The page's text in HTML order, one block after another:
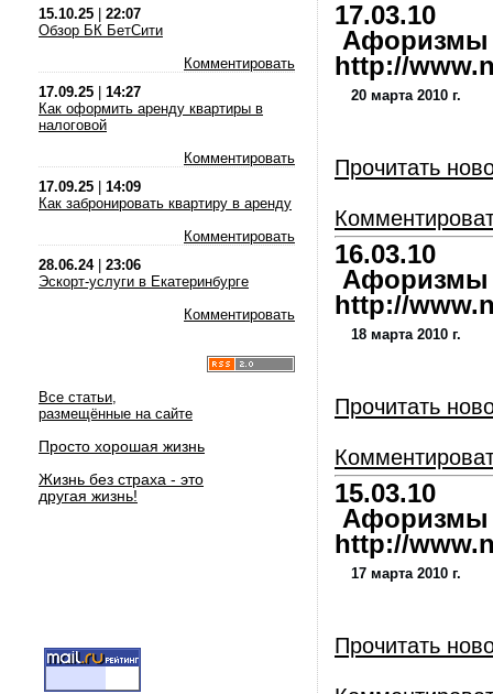
15.10.25
22:07
Обзор БК БетСити
Комментировать
17.09.25
14:27
Как оформить аренду квартиры в
налоговой
Комментировать
17.09.25
14:09
Как забронировать квартиру в аренду
Комментировать
28.06.24| 23:06
Эскорт-услуги в Екатеринбурге
Комментировать
Все статьи,
размещённые на сайте
Просто хорошая жизнь
Жизнь без страха - это
другая жизнь!
17.03.10
Афоризмы
http://
20 марта 2010 г.
Прочитать
16.03.10
Афоризмы
http://
18 марта 2010 г.
Прочитать
15.03.10
Афоризмы
http://
17 марта 2010 г.
Прочитать